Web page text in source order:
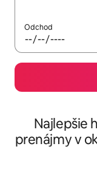
Odchod
Najlepšie
prenájmy v